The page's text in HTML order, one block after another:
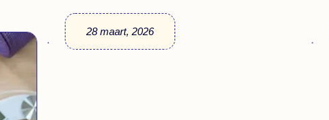
28 maart, 2026